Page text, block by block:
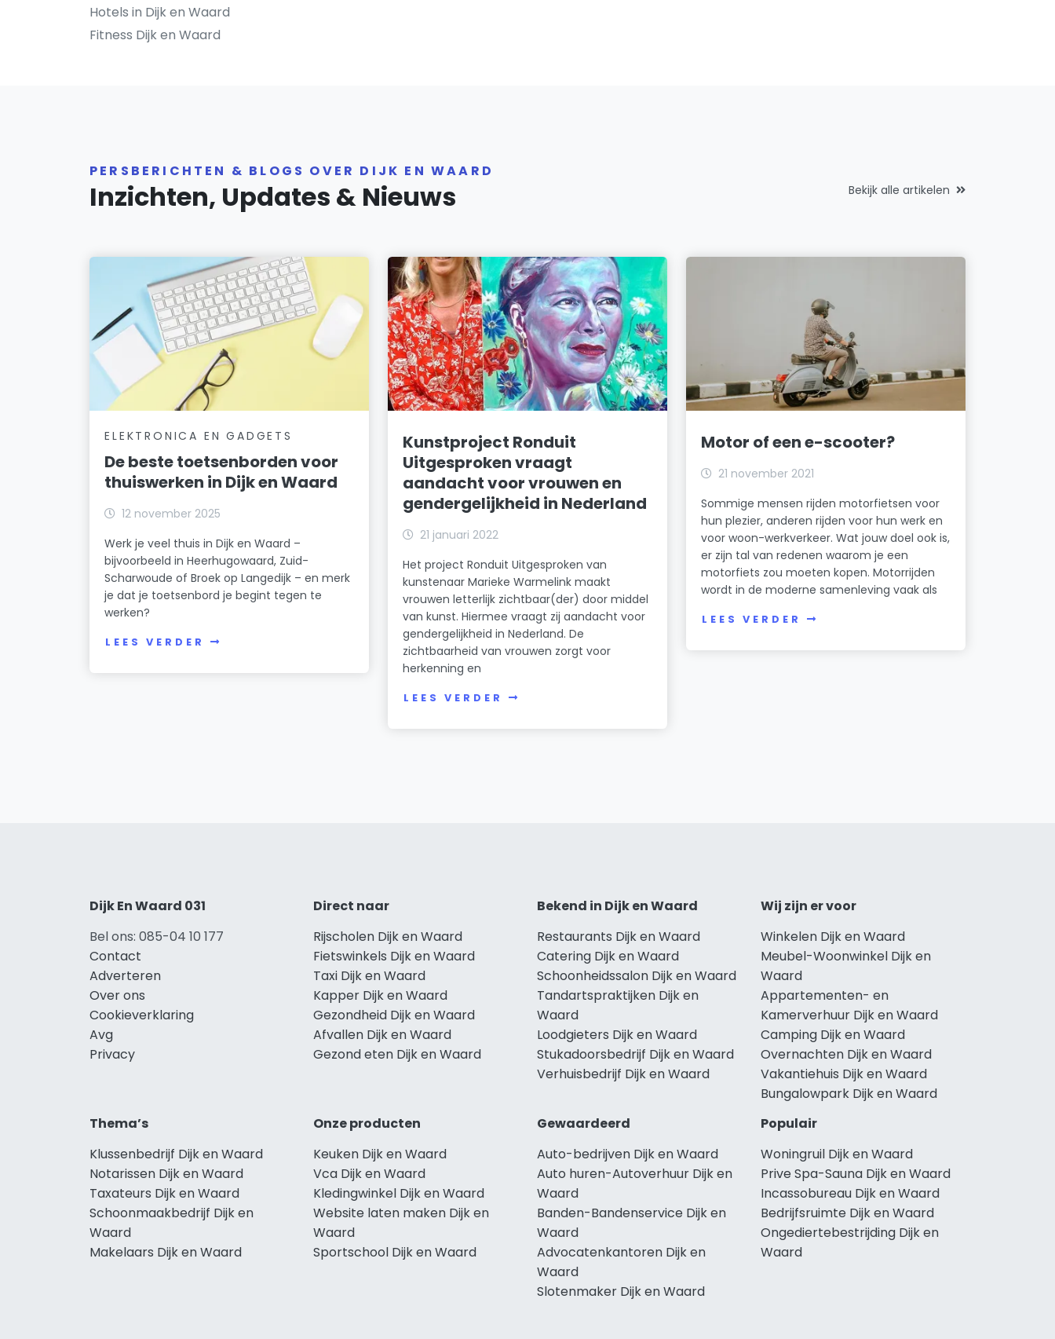
Hotels in Dijk en Waard
Fitness Dijk en Waard
PERSBERICHTEN & BLOGS OVER DIJK EN WAARD
Inzichten, Updates & Nieuws Bekijk alle artikelen
ELEKTRONICA EN GADGETS
De beste toetsenborden voor
thuiswerken in Dijk en Waard
12 november 2025
Werk je veel thuis in Dijk en Waard –
bijvoorbeeld in Heerhugowaard, Zuid-
Scharwoude of Broek op Langedijk – en merk
je dat je toetsenbord je begint tegen te
werken?
LEES VERDER
Kunstproject Ronduit
Uitgesproken vraagt
aandacht voor vrouwen en
gendergelijkheid in Nederland
21 januari 2022
Het project Ronduit Uitgesproken van
kunstenaar Marieke Warmelink maakt
vrouwen letterlijk zichtbaar(der) door middel
van kunst. Hiermee vraagt zij aandacht voor
gendergelijkheid in Nederland. De
zichtbaarheid van vrouwen zorgt voor
herkenning en
LEES VERDER
Motor of een e-scooter?
21 november 2021
Sommige mensen rijden motorfietsen voor
hun plezier, anderen rijden voor hun werk en
voor woon-werkverkeer. Wat jouw doel ook is,
er zijn tal van redenen waarom je een
motorfiets zou moeten kopen. Motorrijden
wordt in de moderne samenleving vaak als
LEES VERDER
Dijk En Waard 031
Bel ons: 085-04 10 177
Contact
Adverteren
Over ons
Cookieverklaring
Avg
Privacy
Direct naar
Rijscholen Dijk en Waard
Fietswinkels Dijk en Waard
Taxi Dijk en Waard
Kapper Dijk en Waard
Gezondheid Dijk en Waard
Afvallen Dijk en Waard
Gezond eten Dijk en Waard
Bekend in Dijk en Waard
Restaurants Dijk en Waard
Catering Dijk en Waard
Schoonheidssalon Dijk en Waard
Tandartspraktijken Dijk en
Waard
Loodgieters Dijk en Waard
Stukadoorsbedrijf Dijk en Waard
Verhuisbedrijf Dijk en Waard
Wij zijn er voor
Winkelen Dijk en Waard
Meubel-Woonwinkel Dijk en
Waard
Appartementen- en
Kamerverhuur Dijk en Waard
Camping Dijk en Waard
Overnachten Dijk en Waard
Vakantiehuis Dijk en Waard
Bungalowpark Dijk en Waard
Thema’s
Klussenbedrijf Dijk en Waard
Notarissen Dijk en Waard
Taxateurs Dijk en Waard
Schoonmaakbedrijf Dijk en
Waard
Makelaars Dijk en Waard
Onze producten
Keuken Dijk en Waard
Vca Dijk en Waard
Kledingwinkel Dijk en Waard
Website laten maken Dijk en
Waard
Sportschool Dijk en Waard
Gewaardeerd
Auto-bedrijven Dijk en Waard
Auto huren-Autoverhuur Dijk en
Waard
Banden-Bandenservice Dijk en
Waard
Advocatenkantoren Dijk en
Waard
Slotenmaker Dijk en Waard
Populair
Woningruil Dijk en Waard
Prive Spa-Sauna Dijk en Waard
Incassobureau Dijk en Waard
Bedrijfsruimte Dijk en Waard
Ongediertebestrijding Dijk en
Waard